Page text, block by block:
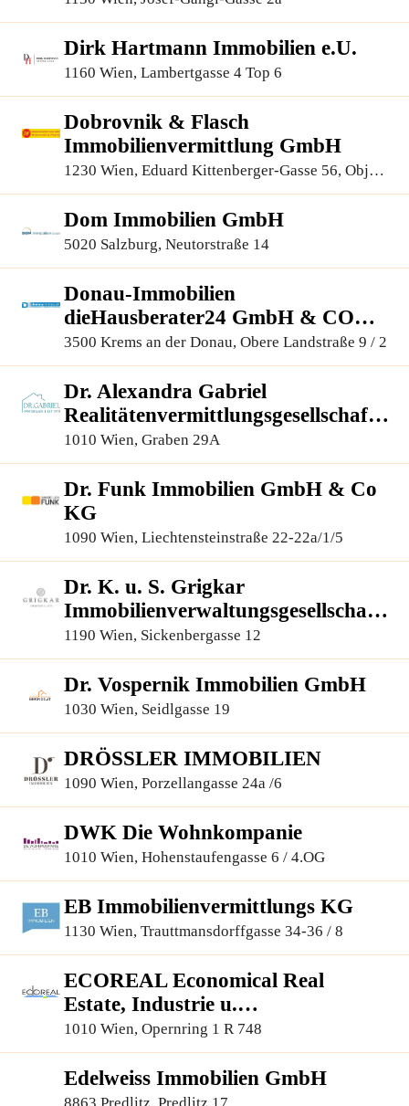
Dirk Hartmann Immobilien e.U.
1160 Wien, Lambertgasse 4 Top 6
Dobrovnik & Flasch
Immobilienvermittlung GmbH
1230 Wien, Eduard Kittenberger-Gasse 56, Objekt
Dom Immobilien GmbH
5020 Salzburg, Neutorstraße 14
Donau-Immobilien
dieHausberater24 GmbH & CO
KG
3500 Krems an der Donau, Obere Landstraße 9 / 2
Dr. Alexandra Gabriel
Realitätenvermittlungsgesellschaft
m.b.H.
1010 Wien, Graben 29A
Dr. Funk Immobilien GmbH & Co
KG
1090 Wien, Liechtensteinstraße 22-22a/1/5
Dr. K. u. S. Grigkar
Immobilienverwaltungsgesellschaft
m.b.H.
1190 Wien, Sickenbergasse 12
Dr. Vospernik Immobilien GmbH
1030 Wien, Seidlgasse 19
DRÖSSLER IMMOBILIEN
1090 Wien, Porzellangasse 24a /6
DWK Die Wohnkompanie
1010 Wien, Hohenstaufengasse 6 / 4.OG
EB Immobilienvermittlungs KG
1130 Wien, Trauttmansdorffgasse 34-36 / 8
ECOREAL Economical Real
Estate, Industrie u.
Immobilienvermittlung G.m.b.H
1010 Wien, Opernring 1 R 748
Edelweiss Immobilien GmbH